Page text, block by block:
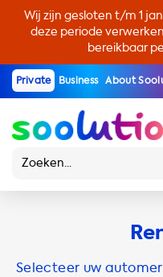
Wij zijn gesloten t/m 1
deze periode
bereikbaar
Private Business About
Selecteer uw